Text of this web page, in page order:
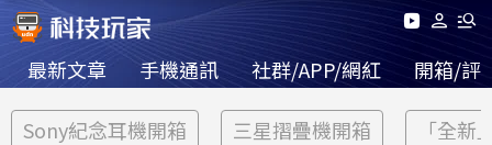
最新文章 手機通訊 社群/APP/網紅 開箱/評
Sony紀念耳機開箱 三星摺疊機開箱 「全新